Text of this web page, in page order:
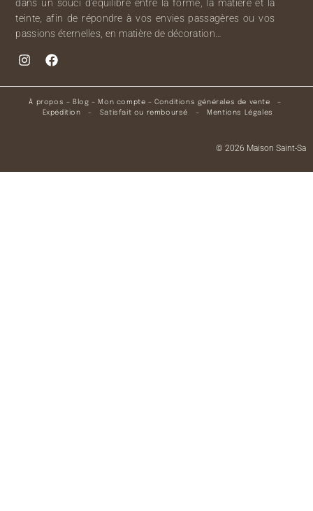
dans un souci d’équilibre entre la forme, la matière et la
teinte, afin de répondre à vos envies passagères ou vos
passions éternelles, en matière de décoration…
À propos – Blog – Mon compte –Conditions générales de vente –
Expédition – Satisfait ou remboursé – Mentions Légales
© 2026 Maison Saint-Sa